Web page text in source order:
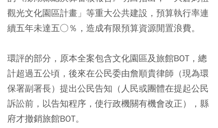
觀光文化園區計畫」等重大公共建設，預算執行率連
續五年未達五○％，造成有限預算資源閒置浪費。
環評的部分，原本全案包含文化園區及旅館BOT，總
計超過五公頃，後來在公民委由詹順貴律師（現為環
保署副署長）提出公民告知（人民或團體在提起公民
訴訟前，以告知程序，使行政機關有機會改正），縣
府才撤銷旅館BOT。